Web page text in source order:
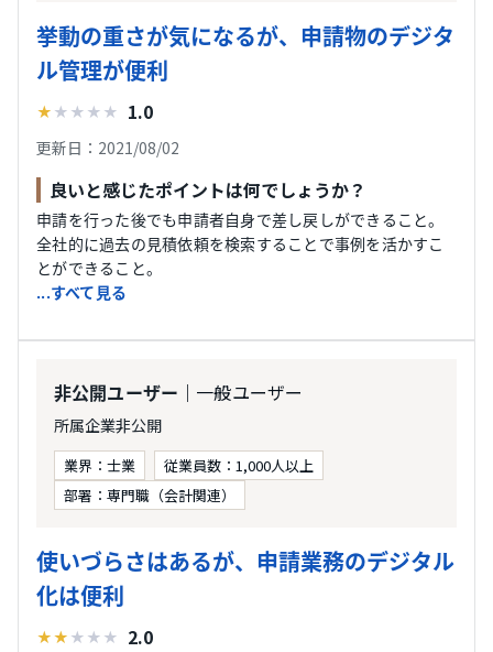
挙動の重さが気になるが、申請物のデジタ
ル管理が便利
★ ★ ★ ★ ★ 1.0
更新日：2021/08/02
良いと感じたポイントは何でしょうか？
申請を行った後でも申請者自身で差し戻しができること。
全社的に過去の見積依頼を検索することで事例を活かすこ
とができること。
...すべて見る
非公開ユーザー ｜一般ユーザー
所属企業非公開
業界：士業
従業員数：1,000人以上
部署：専門職（会計関連）
使いづらさはあるが、申請業務のデジタル
化は便利
★★ ★ ★ ★ 2.0